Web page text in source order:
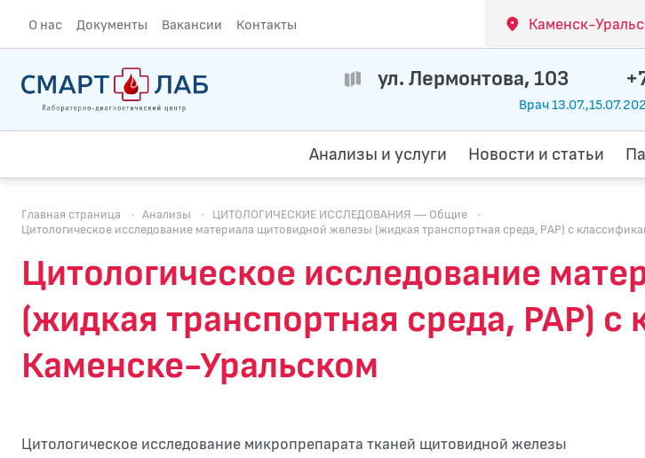
О нас Документы Вакансии Контакты Каменск-
ул. Лермонтова, 103
Врач
Анализы и услуги Новости и статьи
Главная страница · Анализы · ЦИТОЛОГИЧЕСКИЕ ИССЛЕДОВАНИЯ — Общие
·
Цитологическое исследование материала щитовидной железы (жидкая транспортная среда, PAP) с
Цитологическое исследование
(жидкая транспортная среда, PAP)
Каменске-Уральском
Цитологическое исследование микропрепарата тканей щитовидной железы